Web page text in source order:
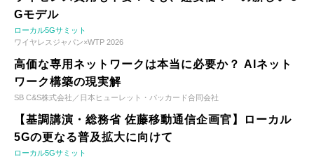
Gモデル
ローカル5Gサミット
ワイヤレスジャパン×WTP 2026
高価な専用ネットワークは本当に必要か？ AIネット
ワーク構築の現実解
SB C&S株式会社／日本ヒューレット・パッカード合同会社
【基調講演・総務省 佐藤移動通信企画官】ローカル
5Gの更なる普及拡大に向けて
ローカル5Gサミット